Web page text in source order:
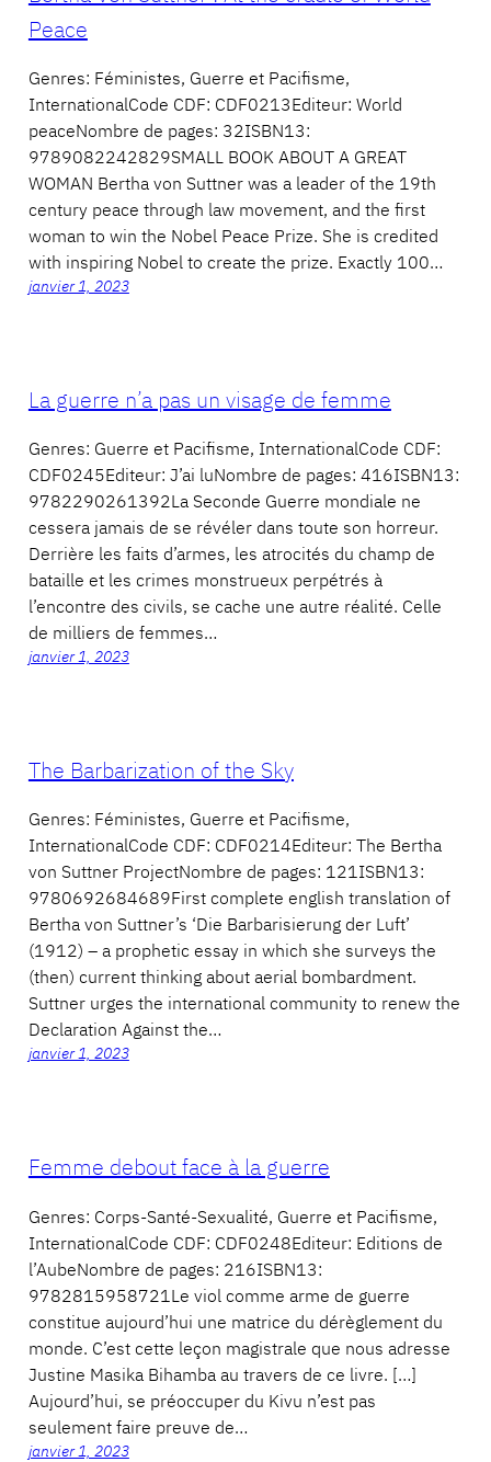
Peace
Genres: Féministes, Guerre et Pacifisme,
InternationalCode CDF: CDF0213Editeur: World
peaceNombre de pages: 32ISBN13:
9789082242829SMALL BOOK ABOUT A GREAT
WOMAN Bertha von Suttner was a leader of the 19th
century peace through law movement, and the first
woman to win the Nobel Peace Prize. She is credited
with inspiring Nobel to create the prize. Exactly 100…
janvier 1, 2023
La guerre n’a pas un visage de femme
Genres: Guerre et Pacifisme, InternationalCode CDF:
CDF0245Editeur: J’ai luNombre de pages: 416ISBN13:
9782290261392La Seconde Guerre mondiale ne
cessera jamais de se révéler dans toute son horreur.
Derrière les faits d’armes, les atrocités du champ de
bataille et les crimes monstrueux perpétrés à
l’encontre des civils, se cache une autre réalité. Celle
de milliers de femmes…
janvier 1, 2023
The Barbarization of the Sky
Genres: Féministes, Guerre et Pacifisme,
InternationalCode CDF: CDF0214Editeur: The Bertha
von Suttner ProjectNombre de pages: 121ISBN13:
9780692684689First complete english translation of
Bertha von Suttner’s ‘Die Barbarisierung der Luft’
(1912) – a prophetic essay in which she surveys the
(then) current thinking about aerial bombardment.
Suttner urges the international community to renew the
Declaration Against the…
janvier 1, 2023
Femme debout face à la guerre
Genres: Corps-Santé-Sexualité, Guerre et Pacifisme,
InternationalCode CDF: CDF0248Editeur: Editions de
l’AubeNombre de pages: 216ISBN13:
9782815958721Le viol comme arme de guerre
constitue aujourd’hui une matrice du dérèglement du
monde. C’est cette leçon magistrale que nous adresse
Justine Masika Bihamba au travers de ce livre. […]
Aujourd’hui, se préoccuper du Kivu n’est pas
seulement faire preuve de…
janvier 1, 2023